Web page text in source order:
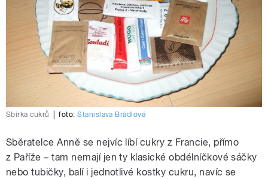
Sbírka cukrů foto:Stanislava Brádlová
Sběratelce Anně se nejvíc líbí cukry z Francie, přímo
z Paříže – tam nemají jen ty klasické obdélníčkové sáčky
nebo tubičky, balí i jednotlivé kostky cukru, navíc se